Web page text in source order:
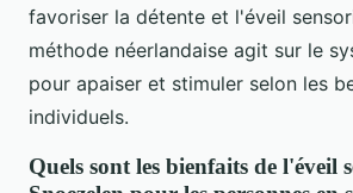
favoriser la détente et l'éveil
méthode néerlandaise agit sur le
pour apaiser et stimuler selon les
individuels.
Quels sont les bienfaits de l'éveil